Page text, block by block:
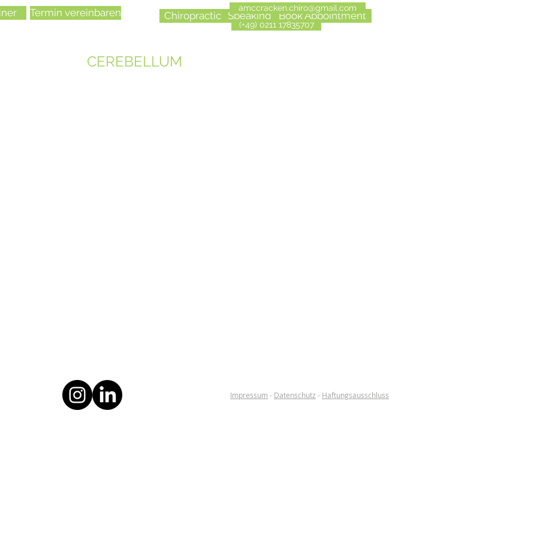
Termin vereinbaren
amccracken.chiro@gmail.com
(+49) 0211 17835707
Chiropractic Speaking Book Appointment
CEREBELLUM
Impressum - Datenschutz - Haftungsausschluss